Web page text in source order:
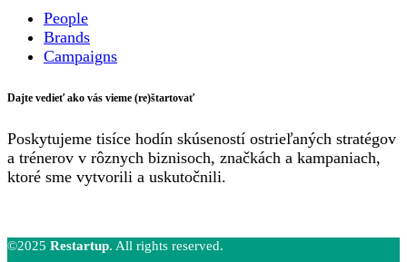
People
Brands
Campaigns
Dajte vedieť ako vás vieme (re)štartovať
Poskytujeme tisíce hodín skúseností ostrieľaných stratégov
a trénerov v rôznych biznisoch, značkách a kampaniach,
ktoré sme vytvorili a uskutočnili.
©2025 Restartup. All rights reserved.